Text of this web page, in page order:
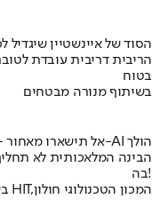
הסוד של איינשטיין
הריבית דריבית עובדת
בטוח
בשיתוף מנורה מבטחים
אל תישארו מאחור – בואו לגלות לאן ה-AI הולך
הבינה המלאכותית לא
בה!
בשיתוף HIT,המכון הטכנולוגי חולון